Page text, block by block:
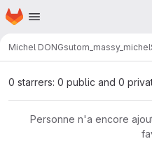
Passer au contenu principal
Page d'accueil
Michel DONGsutom_massy_michel
0 starrers: 0 public and 0
Personne n'a encore